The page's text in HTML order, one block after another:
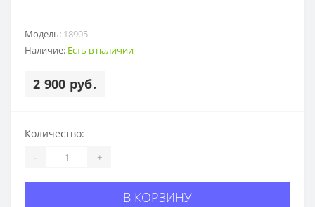
Модель: 18905
Наличие: Есть в наличии
2 900 руб.
Количество:
- +
В КОРЗИНУ